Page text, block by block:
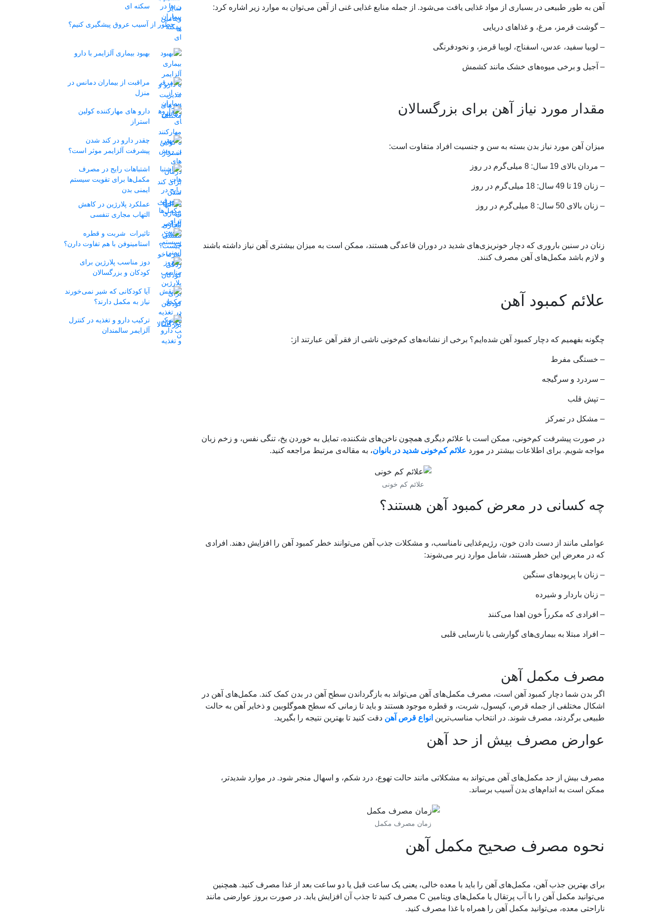
آهن به طور طبیعی در بسیاری از مواد غذایی یافت می‌شود. از جمله منابع غذایی غنی از آهن می‌توان به موارد زیر اشاره کرد:
– گوشت قرمز، مرغ، و غذاهای دریایی
– لوبیا سفید، عدس، اسفناج، لوبیا قرمز، و نخودفرنگی
– آجیل و برخی میوه‌های خشک مانند کشمش
مقدار مورد نیاز آهن برای بزرگسالان
میزان آهن مورد نیاز بدن بسته به سن و جنسیت افراد متفاوت است:
– مردان بالای 19 سال: 8 میلی‌گرم در روز
– زنان 19 تا 49 سال: 18 میلی‌گرم در روز
– زنان بالای 50 سال: 8 میلی‌گرم در روز
زنان در سنین باروری که دچار خونریزی‌های شدید در دوران قاعدگی هستند، ممکن است به میزان بیشتری آهن نیاز داشته باشند
و لازم باشد مکمل‌های آهن مصرف کنند.
علائم کمبود آهن
چگونه بفهمیم که دچار کمبود آهن شده‌ایم؟ برخی از نشانه‌های کم‌خونی ناشی از فقر آهن عبارتند از:
– خستگی مفرط
– سردرد و سرگیجه
– تپش قلب
– مشکل در تمرکز
در صورت پیشرفت کم‌خونی، ممکن است با علائم دیگری همچون ناخن‌های شکننده، تمایل به خوردن یخ، تنگی نفس، و زخم زبان
مواجه شویم. برای اطلاعات بیشتر در مورد علائم کم‌خونی شدید در بانوان، به مقاله‌ی مرتبط مراجعه کنید.
علائم کم خونی
چه کسانی در معرض کمبود آهن هستند؟
عواملی مانند از دست دادن خون، رژیم‌غذایی نامناسب، و مشکلات جذب آهن می‌توانند خطر کمبود آهن را افزایش دهند. افرادی
که در معرض این خطر هستند، شامل موارد زیر می‌شوند:
– زنان با پریودهای سنگین
– زنان باردار و شیرده
– افرادی که مکرراً خون اهدا می‌کنند
– افراد مبتلا به بیماری‌های گوارشی یا نارسایی قلبی
مصرف مکمل آهن
اگر بدن شما دچار کمبود آهن است، مصرف مکمل‌های آهن می‌تواند به بازگرداندن سطح آهن در بدن کمک کند. مکمل‌های آهن در
اشکال مختلفی از جمله قرص، کپسول، شربت، و قطره موجود هستند و باید تا زمانی که سطح هموگلوبین و ذخایر آهن به حالت
طبیعی برگردند، مصرف شوند. در انتخاب مناسب‌ترین انواع قرص آهن دقت کنید تا بهترین نتیجه را بگیرید.
عوارض مصرف بیش از حد آهن
مصرف بیش از حد مکمل‌های آهن می‌تواند به مشکلاتی مانند حالت تهوع، درد شکم، و اسهال منجر شود. در موارد شدیدتر،
ممکن است به اندام‌های بدن آسیب برساند.
زمان مصرف مکمل
نحوه مصرف صحیح مکمل آهن
برای بهترین جذب آهن، مکمل‌های آهن را باید با معده خالی، یعنی یک ساعت قبل یا دو ساعت بعد از غذا مصرف کنید. همچنین
می‌توانید مکمل آهن را با آب پرتقال یا مکمل‌های ویتامین C مصرف کنید تا جذب آن افزایش یابد. در صورت بروز عوارضی مانند
ناراحتی معده، می‌توانید مکمل آهن را همراه با غذا مصرف کنید.
سکته ای
چطور از آسیب عروق پیشگیری کنیم؟
بهبود بیماری آلزایمر با دارو
مراقبت از بیماران دمانس در
منزل
دارو های مهارکننده کولین
استراز
چقدر دارو در کند شدن
پیشرفت آلزایمر موثر است؟
اشتباهات رایج در مصرف
مکمل‌ها برای تقویت سیستم
ایمنی بدن
عملکرد پلارژین در کاهش
التهاب مجاری تنفسی
تاثیرات شربت و قطره
استامینوفن با هم تفاوت دارن؟
دوز مناسب پلارژین برای
کودکان و بزرگسالان
آیا کودکانی که شیر نمی‌خورند
نیاز به مکمل دارند؟
ترکیب دارو و تغذیه در کنترل
آلزایمر سالمندان